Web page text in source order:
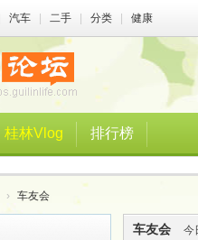
汽车 二手 分类 健康
桂林Vlog 排行榜
› 车友会
车友会 今